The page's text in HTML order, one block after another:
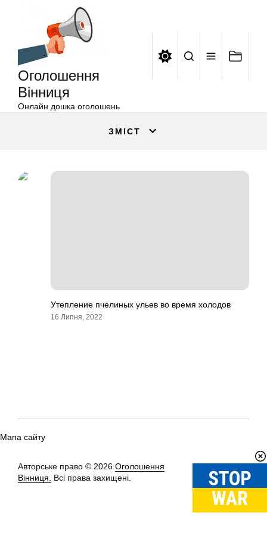
Оголошення
Вінниця
Онлайн дошка оголошень
ЗМІСТ
Утепление пчелиных ульев во время холодов
16 Липня, 2022
Мапа сайту
Авторське право © 2026 Оголошення
Вінниця.
Всі права захищені.
Вгору↑